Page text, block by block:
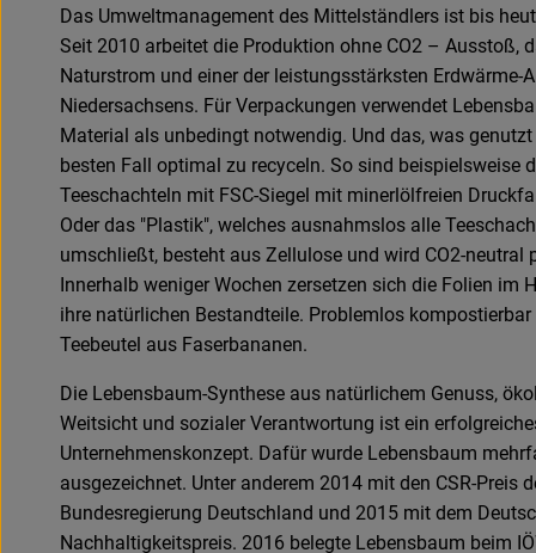
Das Umweltmanagement des Mittelständlers ist bis
Seit 2010 arbeitet die Produktion ohne CO2 – Ausstoß,
Naturstrom und einer der leistungsstärksten Erdwärme-
Niedersachsens. Für Verpackungen verwendet
Material als unbedingt notwendig. Und das, was
besten Fall optimal zu recyceln. So sind beispielsweise
Teeschachteln mit FSC-Siegel mit minerlölfreien
Oder das "Plastik", welches ausnahmslos alle
umschließt, besteht aus Zellulose und wird CO2-neutral
Innerhalb weniger Wochen zersetzen sich die Folien im
ihre natürlichen Bestandteile. Problemlos
Teebeutel aus Faserbananen.
Die Lebensbaum-Synthese aus natürlichem Genuss,
Weitsicht und sozialer Verantwortung ist ein
Unternehmenskonzept. Dafür wurde Lebensbaum
ausgezeichnet. Unter anderem 2014 mit den CSR-Preis
Bundesregierung Deutschland und 2015 mit dem
Nachhaltigkeitspreis. 2016 belegte Lebensbaum beim